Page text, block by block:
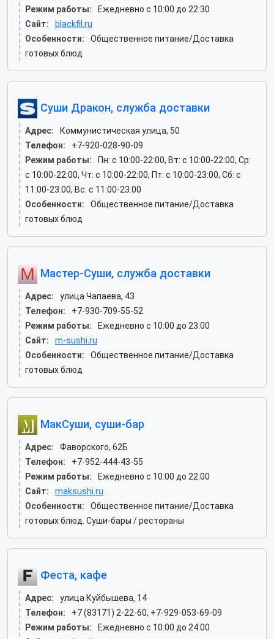
Режим работы:
Ежедневно с 10:00 до 22:30
Сайт:
blackfil.ru
Особенности:
Общественное питание/Доставка
готовых блюд
Суши Дракон, служба доставки
Адрес:
Коммунистическая улица, 50
Телефон:
+7-920-028-90-09
Режим работы:
Пн: c 10:00-22:00, Вт: c 10:00-22:00, Ср:
c 10:00-22:00, Чт: c 10:00-22:00, Пт: c 10:00-23:00, Сб: c
11:00-23:00, Вс: c 11:00-23:00
Особенности:
Общественное питание/Доставка
готовых блюд
Мастер-Суши, служба доставки
Адрес:
улица Чапаева, 43
Телефон:
+7-930-709-55-52
Режим работы:
Ежедневно с 10:00 до 23:00
Сайт:
m-sushi.ru
Особенности:
Общественное питание/Доставка
готовых блюд
МакСуши, суши-бар
Адрес:
Фаворского, 62Б
Телефон:
+7-952-444-43-55
Режим работы:
Ежедневно с 10:00 до 22:00
Сайт:
maksushi.ru
Особенности:
Общественное питание/Доставка
готовых блюд. Суши-бары / рестораны
Феста, кафе
Адрес:
улица Куйбышева, 14
Телефон:
+7 (83171) 2-22-60, +7-929-053-69-09
Режим работы:
Ежедневно с 10:00 до 24:00